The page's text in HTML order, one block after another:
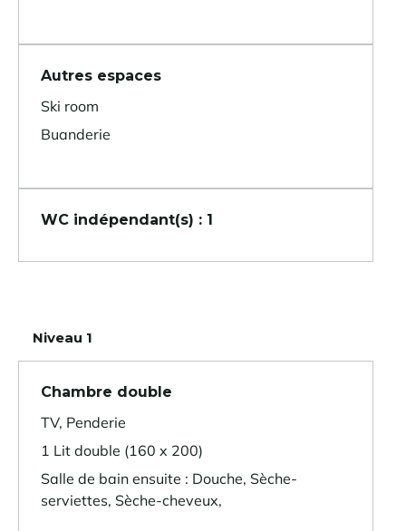
Autres espaces
Ski room
Buanderie
WC indépendant(s) : 1
Niveau 1
Chambre double
TV, Penderie
1 Lit double (160 x 200)
Salle de bain ensuite : Douche, Sèche-
serviettes, Sèche-cheveux,